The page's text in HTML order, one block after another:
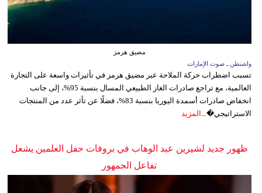
مضيق هرمز
واشنطن ـ صوت الإمارات
تسبب اضطراب حركة الملاحة عبر مضيق هرمز في تأثيرات واسعة على التجارة
العالمية، مع تراجع صادرات الغاز الطبيعي المسال بنسبة 95%، إلى جانب
انخفاض صادرات أسمدة اليوريا بنسبة 83%، فضلًا عن تأثر عدد من المنتجات
الاستراتيجي�... المزيد
ظهور جديد لشيرين عبد الوهاب في بروفات حفل العلمين يشعل
تفاعل الجمهور